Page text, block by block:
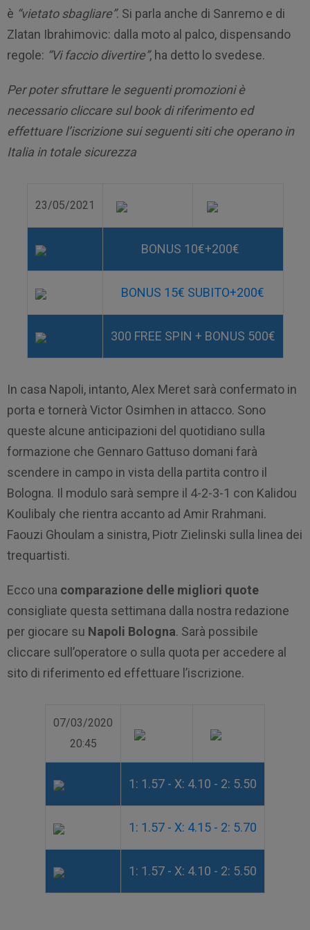
è “vietato sbagliare”. Si parla anche di Sanremo e di
Zlatan Ibrahimovic: dalla moto al palco, dispensando
regole: “Vi faccio divertire”, ha detto lo svedese.
Per poter sfruttare le seguenti promozioni è
necessario cliccare sul book di riferimento ed
effettuare l’iscrizione sui seguenti siti che operano in
Italia in totale sicurezza
23/05/2021
BONUS 10€+200€
BONUS 15€ SUBITO+200€
300 FREE SPIN + BONUS 500€
In casa Napoli, intanto, Alex Meret sarà confermato in
porta e tornerà Victor Osimhen in attacco. Sono
queste alcune anticipazioni del quotidiano sulla
formazione che Gennaro Gattuso domani farà
scendere in campo in vista della partita contro il
Bologna. Il modulo sarà sempre il 4-2-3-1 con Kalidou
Koulibaly che rientra accanto ad Amir Rrahmani.
Faouzi Ghoulam a sinistra, Piotr Zielinski sulla linea dei
trequartisti.
Ecco una comparazione delle migliori quote
consigliate questa settimana dalla nostra redazione
per giocare su Napoli Bologna. Sarà possibile
cliccare sull’operatore o sulla quota per accedere al
sito di riferimento ed effettuare l’iscrizione.
07/03/2020
20:45
1: 1.57 - X: 4.10 - 2: 5.50
1: 1.57 - X: 4.15 - 2: 5.70
1: 1.57 - X: 4.10 - 2: 5.50